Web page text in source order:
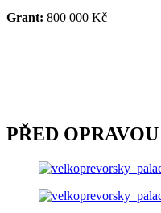
Grant: 800 000 Kč
PŘED OPRAVOU